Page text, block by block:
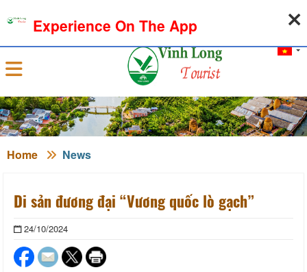
Sign in
Home News
Di sản đương đại “Vương quốc lò gạch”
24/10/2024
Experience On The App